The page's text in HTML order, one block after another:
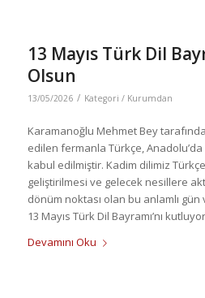
13 Mayıs Türk Dil
Olsun
13/05/2026 / Kategori / Kurumdan
Karamanoğlu Mehmet Bey
edilen fermanla Türkçe,
kabul edilmiştir. Kadim dilimiz
geliştirilmesi ve gelecek nesillere
dönüm noktası olan bu anlamlı
13 Mayıs Türk Dil Bayramı’nı
Devamını Oku